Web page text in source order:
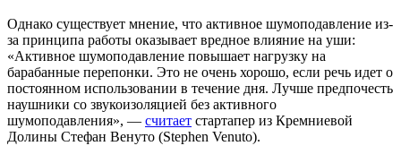
Однако существует мнение, что активное шумоподавление из-
за принципа работы оказывает вредное влияние на уши:
«Активное шумоподавление повышает нагрузку на
барабанные перепонки. Это не очень хорошо, если речь идет о
постоянном использовании в течение дня. Лучше предпочесть
наушники со звукоизоляцией без активного
шумоподавления», — считает стартапер из Кремниевой
Долины Стефан Венуто (Stephen Venuto).